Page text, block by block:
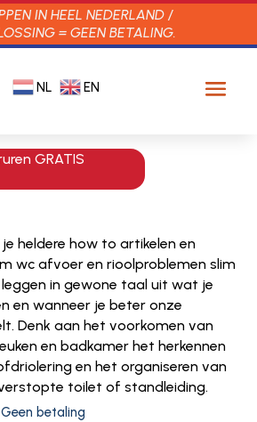
IN HEEL NEDERLAND /
= GEEN BETALING.
NL EN
GRATIS
heldere how to artikelen en
wc afvoer en rioolproblemen slim
leggen in gewone taal uit wat je
en wanneer je beter onze
Denk aan het voorkomen van
en badkamer het herkennen
en het organiseren van
toilet of standleiding.
betaling